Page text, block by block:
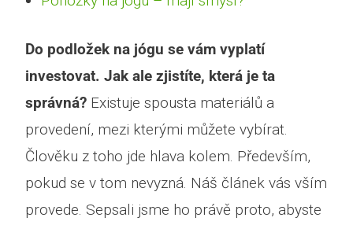
Do podložek na jógu se vám vyplatí
investovat. Jak ale zjistíte, která je ta
správná? Existuje spousta materiálů a
provedení, mezi kterými můžete vybírat.
Člověku z toho jde hlava kolem. Především,
pokud se v tom nevyzná. Náš článek vás vším
provede. Sepsali jsme ho právě proto, abyste